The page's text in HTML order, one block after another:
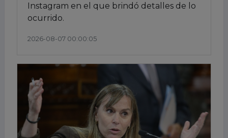
Instagram en el que brindó detalles de lo
ocurrido.
2026-08-07 00:00:05